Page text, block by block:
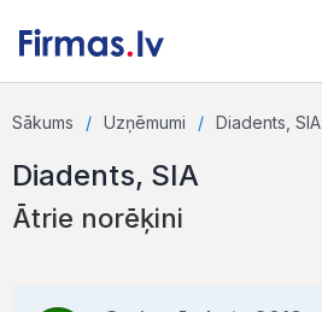
Sākums Uzņēmumi Diadents, SIA
Diadents, SIA
Ātrie norēķini